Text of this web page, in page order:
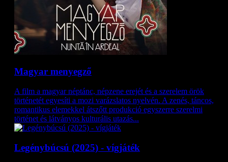
Magyar menyegző
A film a magyar néptánc, népzene erejét és a szerelem örök
történetét egyesíti a mozi varázslatos nyelvén. A zenés, táncos,
romantikus elemekkel átszőtt produkció egyszerre szerelmi
történet és látványos kulturális utazás...
Legénybúcsú (2025) - vígjáték